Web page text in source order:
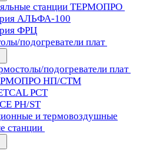
станции ТЕРМОПРО
АЛЬФА-100
ФРЦ
подогреватели плат
подогреватели плат
НП/СТМ
PCT
PH/ST
и термовоздушные
станции